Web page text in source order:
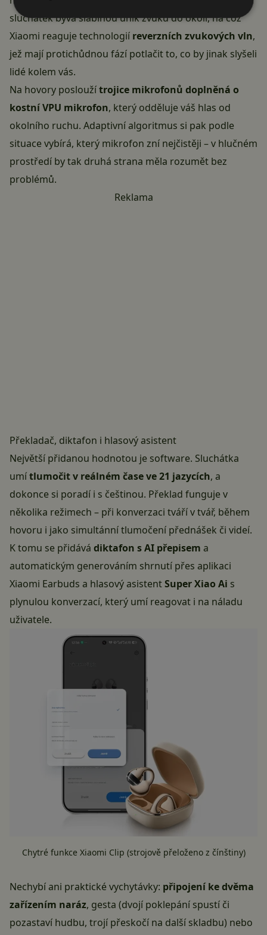
sluchátek bývá slabinou únik zvuku do okolí, na což
Xiaomi reaguje technologií reverzních zvukových vln,
jež mají protichůdnou fází potlačit to, co by jinak slyšeli
lidé kolem vás.
Na hovory posloužítrojice mikrofonů doplněná o
kostní VPU mikrofon, který odděluje váš hlas od
okolního ruchu. Adaptivní algoritmus si pak podle
situace vybírá, který mikrofon zní nejčistěji – v hlučném
prostředí by tak druhá strana měla rozumět bez
problémů.
Reklama
Překladač, diktafon i hlasový asistent
Největší přidanou hodnotou je software. Sluchátka
umítlumočit v reálném čase ve 21 jazycích, a
dokonce si poradí i s češtinou. Překlad funguje v
několika režimech – při konverzaci tváří v tvář, během
hovoru i jako simultánní tlumočení přednášek či videí.
K tomu se přidává diktafon s AI přepisem a
automatickým generováním shrnutí přes aplikaci
Xiaomi Earbuds a hlasový asistentSuper Xiao Ai s
plynulou konverzací, který umí reagovat i na náladu
uživatele.
Chytré funkce Xiaomi Clip (strojově přeloženo z čínštiny)
Nechybí ani praktické vychytávky: připojení ke dvěma
zařízením naráz, gesta (dvojí poklepání spustí či
pozastaví hudbu, trojí přeskočí na další skladbu) nebo